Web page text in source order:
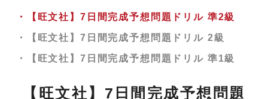
・リスニング英語（基礎）
・英語構文の神
・私大英語演習
・数学α講座Ⅲ
・厳選35題受験数学ⅠＡ（ⅠＡのみ選択者）
・厳選36題受験数学ⅠＡⅡＢ 標準（教科書内容
・共通テスト対策数学演習
・小論文対策講座(文系)
・共通テストレベル原子物理講義
・共通テスト物理基礎過去問演習
・共通テストレベル物理基礎
・共通テスト対策物理演習【力学編】
・日本史講義（文化史）
・日本史一問一答
・《ベリトレ》日本史一問一答
・共通テスト対策日本史演習【時代別】
・【旺文社】7日間完成予想問題ドリル 準2級
・【旺文社】7日間完成予想問題ドリル 2級
・【旺文社】7日間完成予想問題ドリル 準1級
【旺文社】7日間完成予想問題